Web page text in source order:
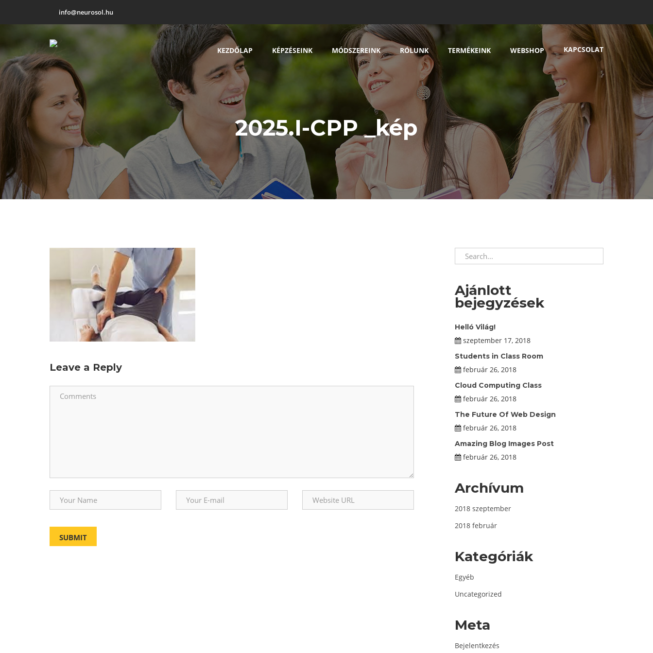
info@neurosol.hu
KEZDŐLAP KÉPZÉSEINK MÓDSZEREINK RÓLUNK TERMÉKEINK WEBSHOP KAPCSOLAT
2025.I-CPP _kép
Leave a Reply
Ajánlott
bejegyzések
Helló Világ!
szeptember 17, 2018
Students in Class Room
február 26, 2018
Cloud Computing Class
február 26, 2018
The Future Of Web Design
február 26, 2018
Amazing Blog Images Post
február 26, 2018
Archívum
2018 szeptember
2018 február
Kategóriák
Egyéb
Uncategorized
Meta
Bejelentkezés